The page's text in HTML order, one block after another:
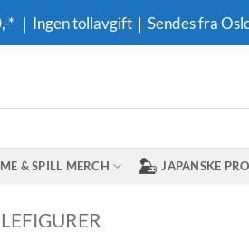
｜Ingen tollavgift｜Sendes fra
& SPILL MERCH JAPANSKE